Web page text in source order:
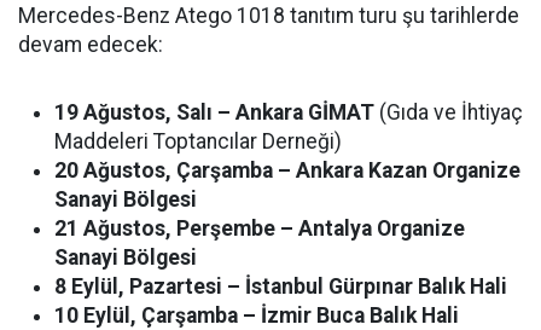
Mercedes-Benz Atego 1018 tanıtım turu şu tarihlerde
devam edecek:
19 Ağustos, Salı – Ankara GİMAT (Gıda ve İhtiyaç
Maddeleri Toptancılar Derneği)
20 Ağustos, Çarşamba – Ankara Kazan Organize
Sanayi Bölgesi
21 Ağustos, Perşembe – Antalya Organize
Sanayi Bölgesi
8 Eylül, Pazartesi – İstanbul Gürpınar Balık Hali
10 Eylül, Çarşamba – İzmir Buca Balık Hali